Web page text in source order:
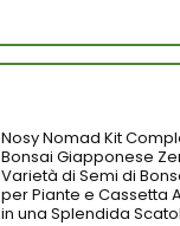
Nosy Nomad Kit
Bonsai Giapponese
Varietà di Semi di
per Piante e Cassetta
in una Splendida